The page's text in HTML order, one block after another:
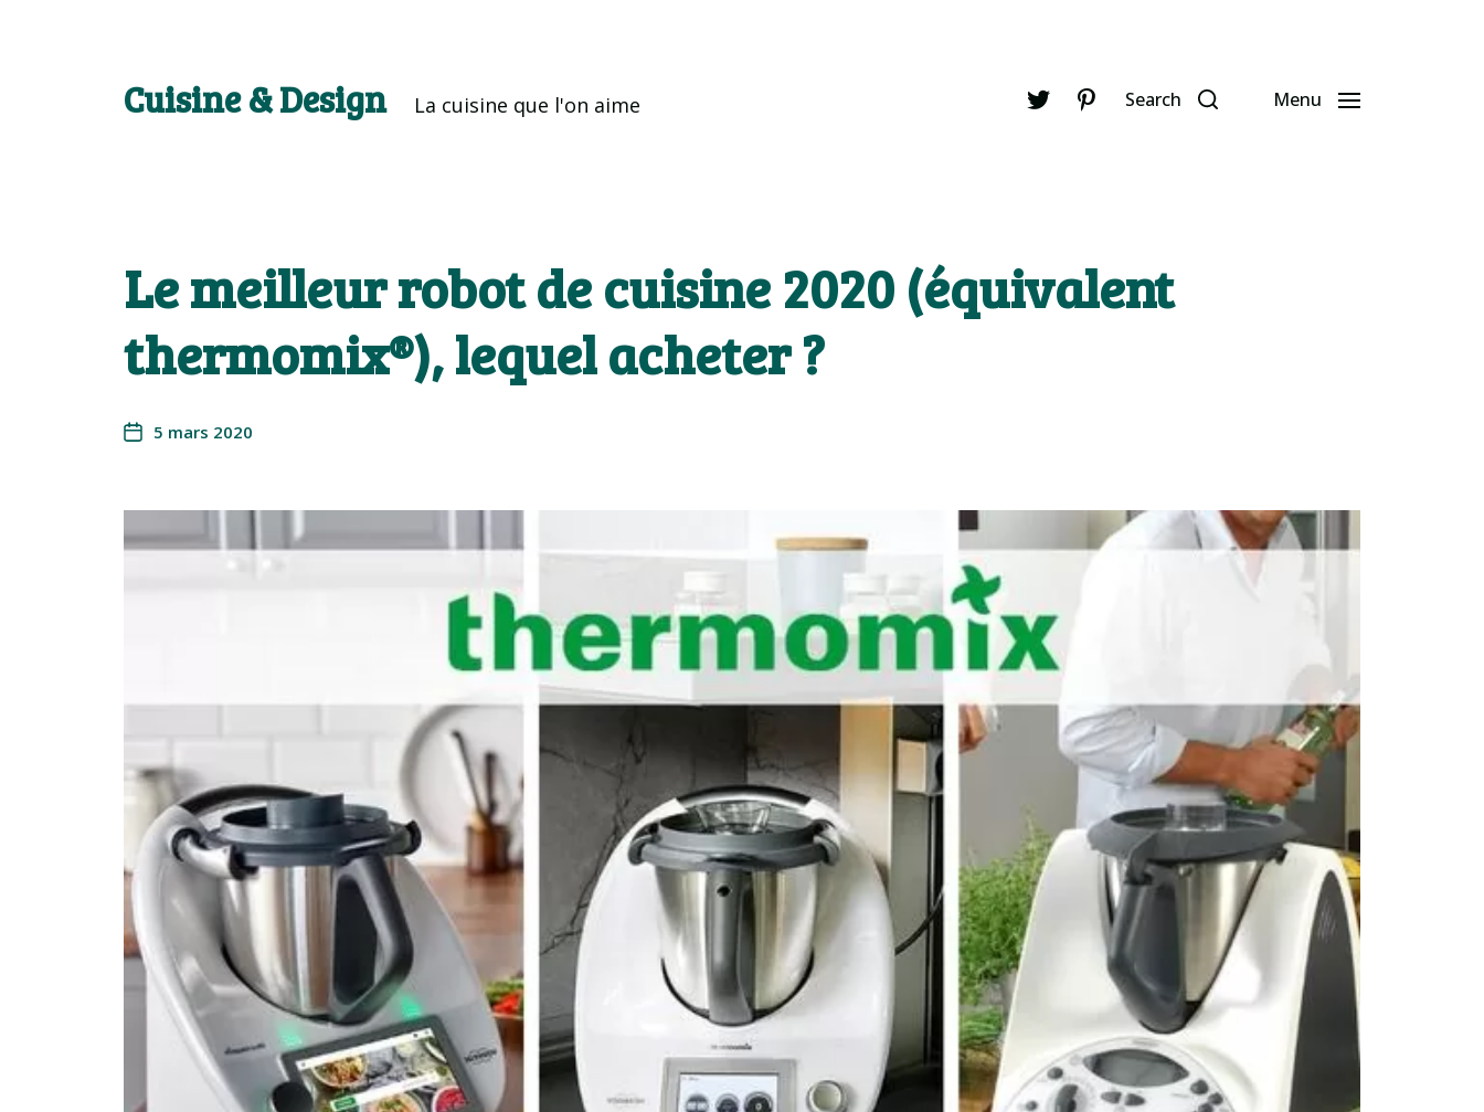
Cuisine & Design La cuisine que l'on aime Search Menu
Le meilleur robot de cuisine 2020 (équivalent
thermomix®), lequel acheter ?
5 mars 2020